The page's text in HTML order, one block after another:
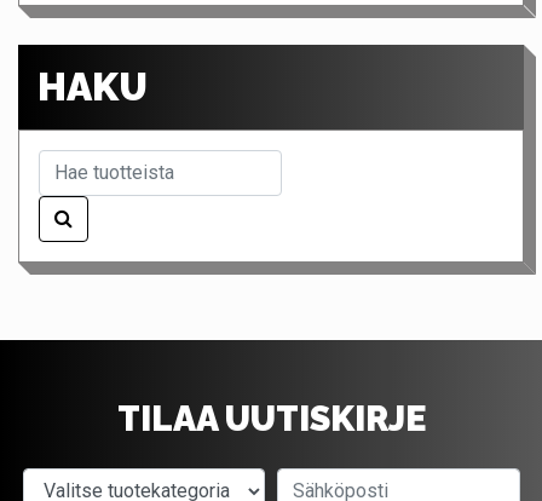
HAKU
TILAA UUTISKIRJE
Valitse tuotekategoria